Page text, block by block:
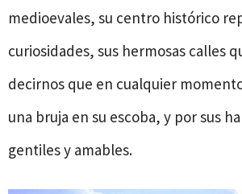
medioevales, su centro histórico
curiosidades, sus hermosas calles
decirnos que en cualquier
una bruja en su escoba, y por sus
gentiles y amables.